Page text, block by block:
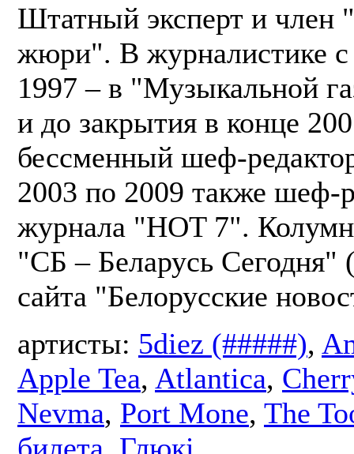
Штатный эксперт и член
жюри". В журналистике с
1997 – в "Музыкальной
и до закрытия в конце
бессменный шеф-
2003 по 2009 также шеф-
журнала "HOT 7".
"СБ – Беларусь Сегодня"
сайта "Белорусские
артисты: 5diez (#####),
Apple Tea, Atlantica,
Nevma, Port Mone, The
билета, Глюкі